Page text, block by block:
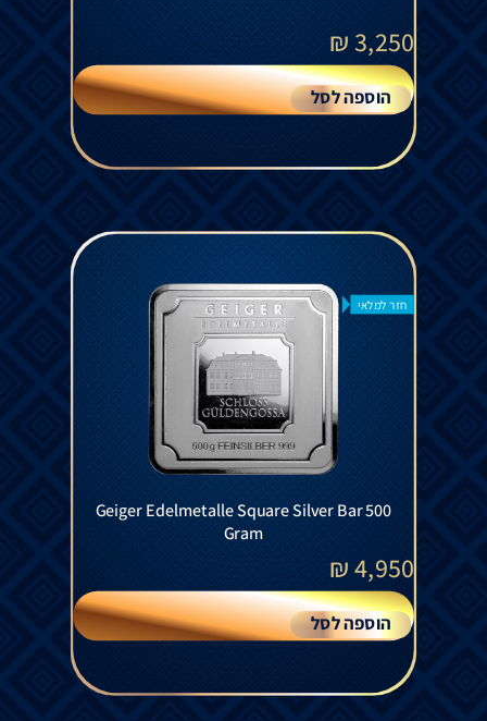
3,250
₪
הוספה לסל
חזר למלאי
Geiger Edelmetalle Square Silver Bar 500
Gram
4,950
₪
הוספה לסל